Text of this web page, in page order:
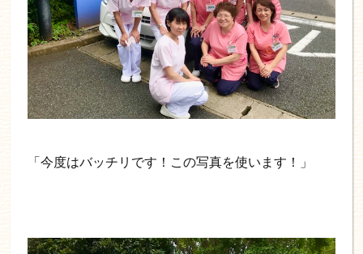
「今度はバッチリです！この写真を使います！」